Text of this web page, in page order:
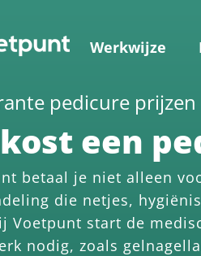
Werkwijze
pedicure prijzen
een
betaal je niet alleen
die netjes,
Voetpunt start de
nodig, zoals